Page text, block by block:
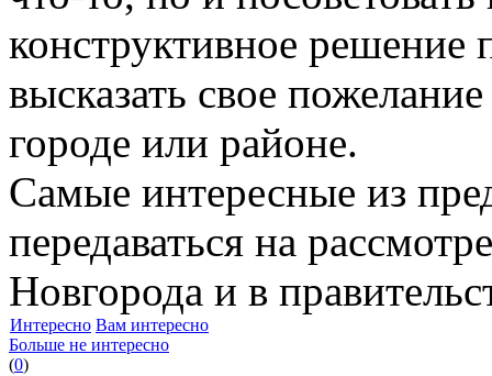
конструктивное
высказать свое
городе или районе.
Самые интересные из
передаваться на
Новгорода и в
Интересно Вам интересно
Больше не интересно
(0)